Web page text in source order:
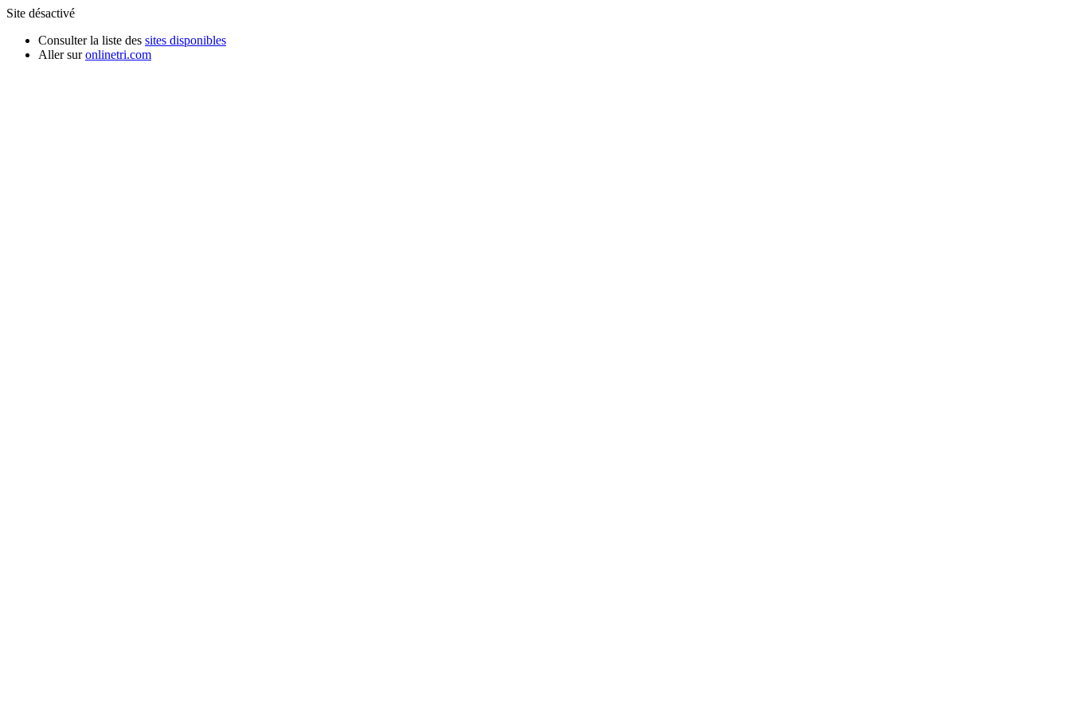
Site désactivé
Consulter la liste des sites disponibles
Aller suronlinetri.com